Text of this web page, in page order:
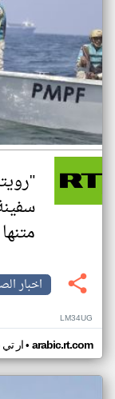
متنها 8 ألمان و10 فلبينيين
اخبار
LM34UG
ار• arabic.rt.com